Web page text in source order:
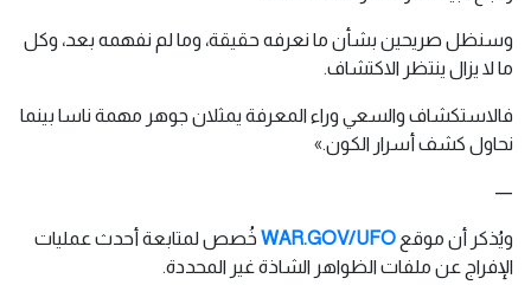
وسنظل صريحين بشأن ما نعرفه حقيقة، وما لم نفهمه بعد، وكل
ما لا يزال ينتظر الاكتشاف.
فالاستكشاف والسعي وراء المعرفة يمثلان جوهر مهمة ناسا بينما
نحاول كشف أسرار الكون.»
—
ويُذكر أن موقع WAR.GOV/UFO خُصص لمتابعة أحدث عمليات
الإفراج عن ملفات الظواهر الشاذة غير المحددة.